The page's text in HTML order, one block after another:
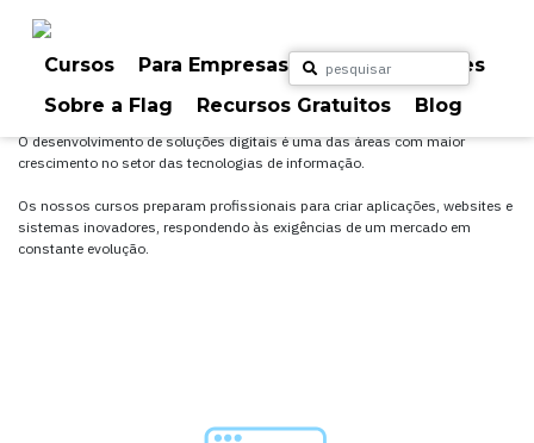
Cursos Para Empresas
Para Particulares
Sobre a Flag
Recursos Gratuitos Blog
Programação
O desenvolvimento de soluções digitais é uma das áreas com maior
crescimento no setor das tecnologias de informação.
Os nossos cursos preparam profissionais para criar aplicações, websites e
sistemas inovadores, respondendo às exigências de um mercado em
constante evolução.